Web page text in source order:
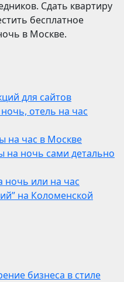
Сдать квартиру
бесплатное
в Москве.
для сайтов
отель на час
на час в Москве
на ночь сами детально
ночь или на час
на Коломенской
бизнеса в стиле